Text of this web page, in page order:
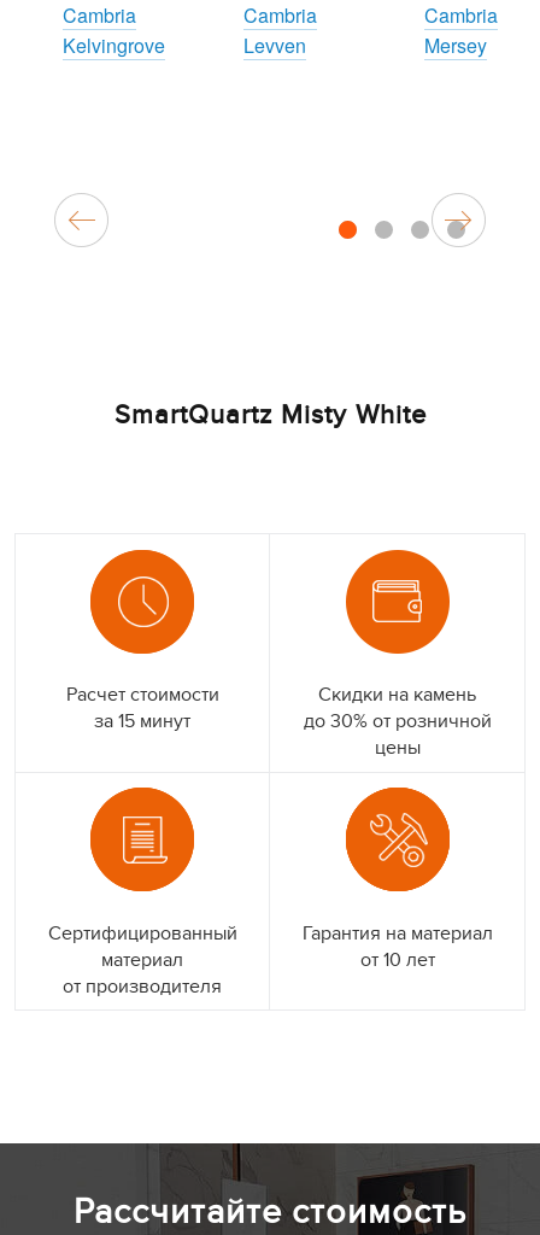
Cambria
Kelvingrove
Cambria
Levven
Cambria
Mersey
1 2 3 4
SmartQuartz Misty White
Расчет стоимости
за 15 минут
Скидки на камень
до 30% от розничной
цены
Сертифицированный
материал
от производителя
Гарантия на материал
от 10 лет
Рассчитайте стоимость